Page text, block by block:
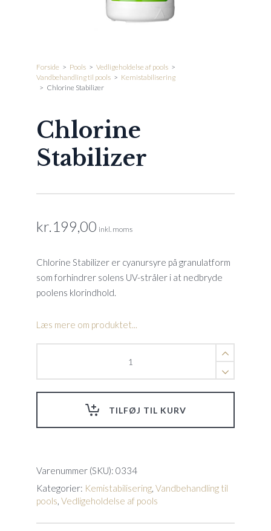
Forside > Pools > Vedligeholdelse af pools >
Vandbehandling til pools > Kemistabilisering
> Chlorine Stabilizer
Chlorine
Stabilizer
kr.199,00 inkl. moms
Chlorine Stabilizer er cyanursyre på granulatform
som forhindrer solens UV-stråler i at nedbryde
poolens klorindhold.
Læs mere om produktet...
TILFØJ TIL KURV
Varenummer (SKU): 0334
Kategorier: Kemistabilisering, Vandbehandling til
pools, Vedligeholdelse af pools